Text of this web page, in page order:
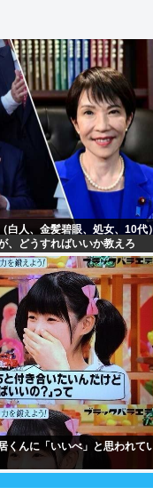
白人、金髪碧眼、処女、10代）
、どうすればいいか教えろ
くんに「いいべ」と思われて